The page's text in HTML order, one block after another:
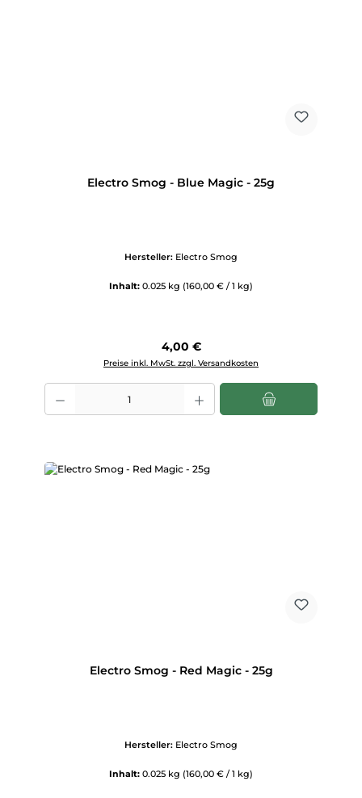
Electro Smog - Blue Magic - 25g
Hersteller: Electro Smog
Inhalt: 0.025 kg (160,00 € / 1 kg)
Regulärer Preis:
4,00 €
Preise inkl. MwSt. zzgl. Versandkosten
Produkt Anzahl: Gib den gewünschten Wert ein oder benutze die
Electro Smog - Red Magic - 25g
Hersteller: Electro Smog
Inhalt: 0.025 kg (160,00 € / 1 kg)